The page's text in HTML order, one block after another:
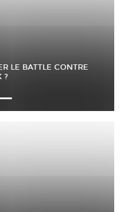
LE BATTLE CONTRE
?